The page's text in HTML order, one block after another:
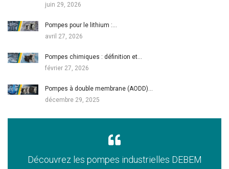
juin 29, 2026
Pompes pour le lithium :…
avril 27, 2026
Pompes chimiques : définition et…
février 27, 2026
Pompes à double membrane (AODD)…
décembre 29, 2025
Découvrez les pompes industrielles DEBEM